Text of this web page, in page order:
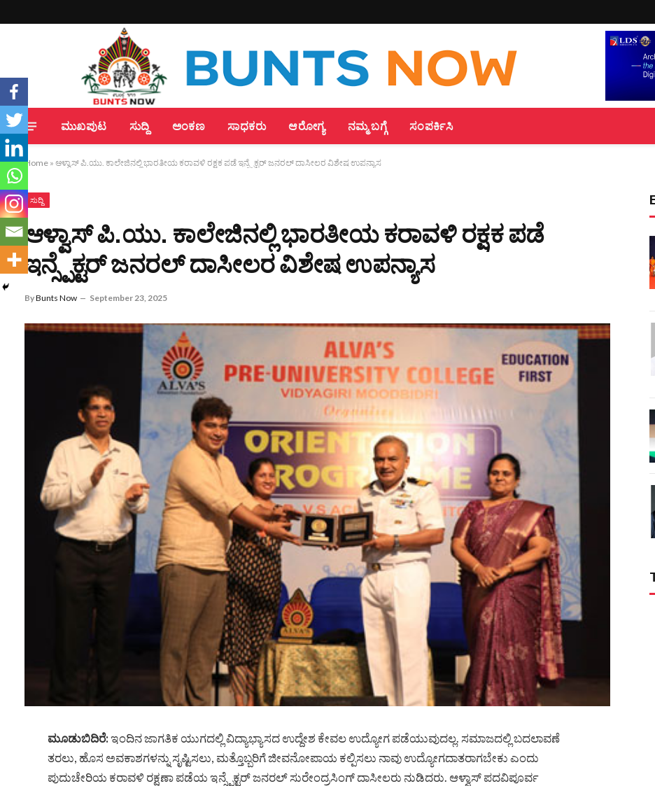
ಮುಖಪುಟ ಸುದ್ದಿ ಅಂಕಣ ಸಾಧಕರು ಆರೋಗ್ಯ ನಮ್ಮ ಬಗ್ಗೆ ಸಂಪರ್ಕಿಸಿ
Home » ಆಳ್ವಾಸ್ ಪಿ.ಯು. ಕಾಲೇಜಿನಲ್ಲಿ ಭಾರತೀಯ ಕರಾವಳಿ ರಕ್ಷಕ ಪಡೆ ಇನ್ಸ್ಪೆಕ್ಟರ್ ಜನರಲ್ ದಾಸೀಲರ ವಿಶೇಷ ಉಪನ್ಯಾಸ
ಸುದ್ದಿ
ಆಳ್ವಾಸ್ ಪಿ.ಯು. ಕಾಲೇಜಿನಲ್ಲಿ ಭಾರತೀಯ ಕರಾವಳಿ ರಕ್ಷಕ ಪಡೆ
ಇನ್ಸ್ಪೆಕ್ಟರ್ ಜನರಲ್ ದಾಸೀಲರ ವಿಶೇಷ ಉಪನ್ಯಾಸ
ByBunts Now September 23, 2025
ಮೂಡುಬಿದಿರೆ: ಇಂದಿನ ಜಾಗತಿಕ ಯುಗದಲ್ಲಿ ವಿದ್ಯಾಭ್ಯಾಸದ ಉದ್ದೇಶ ಕೇವಲ ಉದ್ಯೋಗ ಪಡೆಯುವುದಲ್ಲ. ಸಮಾಜದಲ್ಲಿ ಬದಲಾವಣೆ
ತರಲು, ಹೊಸ ಅವಕಾಶಗಳನ್ನು ಸೃಷ್ಟಿಸಲು, ಮತ್ತೊಬ್ಬರಿಗೆ ಜೀವನೋಪಾಯ ಕಲ್ಪಿಸಲು ನಾವು ಉದ್ಯೋಗದಾತರಾಗಬೇಕು ಎಂದು
ಪುದುಚೇರಿಯ ಕರಾವಳಿ ರಕ್ಷಣಾ ಪಡೆಯ ಇನ್ಸ್ಪೆಕ್ಟರ್ ಜನರಲ್ ಸುರೇಂದ್ರಸಿಂಗ್ ದಾಸೀಲರು ನುಡಿದರು. ಆಳ್ವಾಸ್ ಪದವಿಪೂರ್ವ